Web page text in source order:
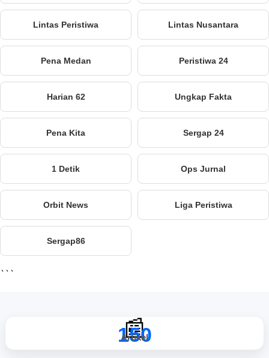
Lintas Peristiwa Lintas Nusantara
Pena Medan Peristiwa 24
Harian 62 Ungkap Fakta
Pena Kita Sergap 24
1 Detik Ops Jurnal
Orbit News Liga Peristiwa
Sergap86
```
📰
150
Artikel